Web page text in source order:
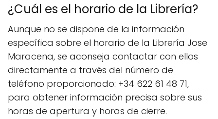
¿Cuál es el horario de la Librería?
Aunque no se dispone de la información
específica sobre el horario de la Librería Jose
Maracena, se aconseja contactar con ellos
directamente a través del número de
teléfono proporcionado: +34 622 61 48 71,
para obtener información precisa sobre sus
horas de apertura y horas de cierre.